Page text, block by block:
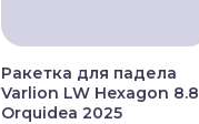
Ракетка для падела
Varlion LW Hexagon 8.8
Orquidea 2025